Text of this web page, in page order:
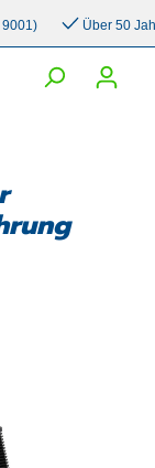
Über 50 Jahre